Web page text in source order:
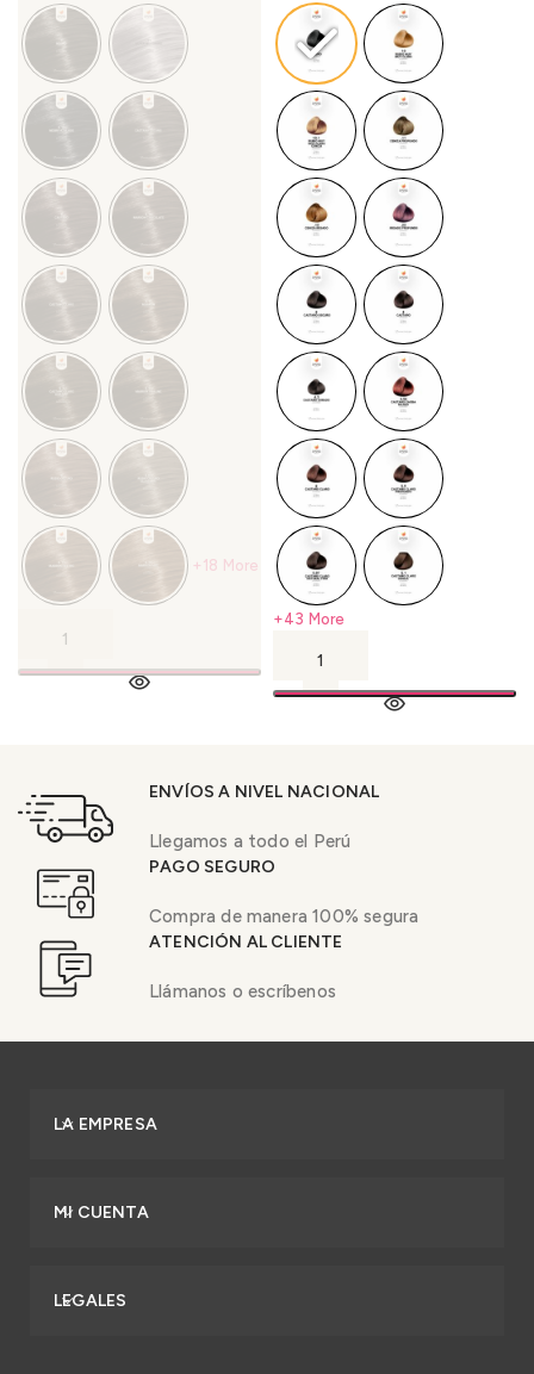
+18 More
+43 More
ENVÍOS A NIVEL NACIONAL
Llegamos a todo el Perú
PAGO SEGURO
Compra de manera 100% segura
ATENCIÓN AL CLIENTE
Llámanos o escríbenos
LA EMPRESA
MI CUENTA
LEGALES